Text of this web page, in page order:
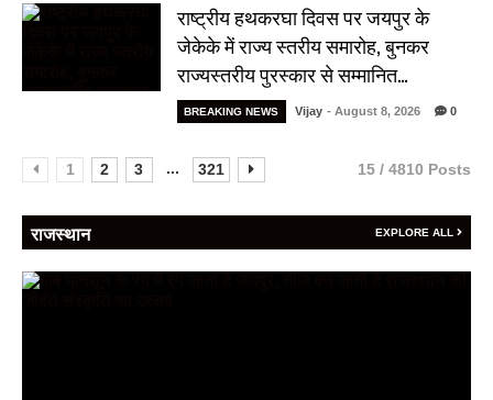
राष्ट्रीय हथकरघा दिवस पर जयपुर के
जेकेके में राज्य स्तरीय समारोह, बुनकर
राज्यस्तरीय पुरस्कार से सम्मानित…
BREAKING NEWS Vijay - August 8, 2026 0
1 2 3 ... 321 15 / 4810 Posts
राजस्थान EXPLORE ALL